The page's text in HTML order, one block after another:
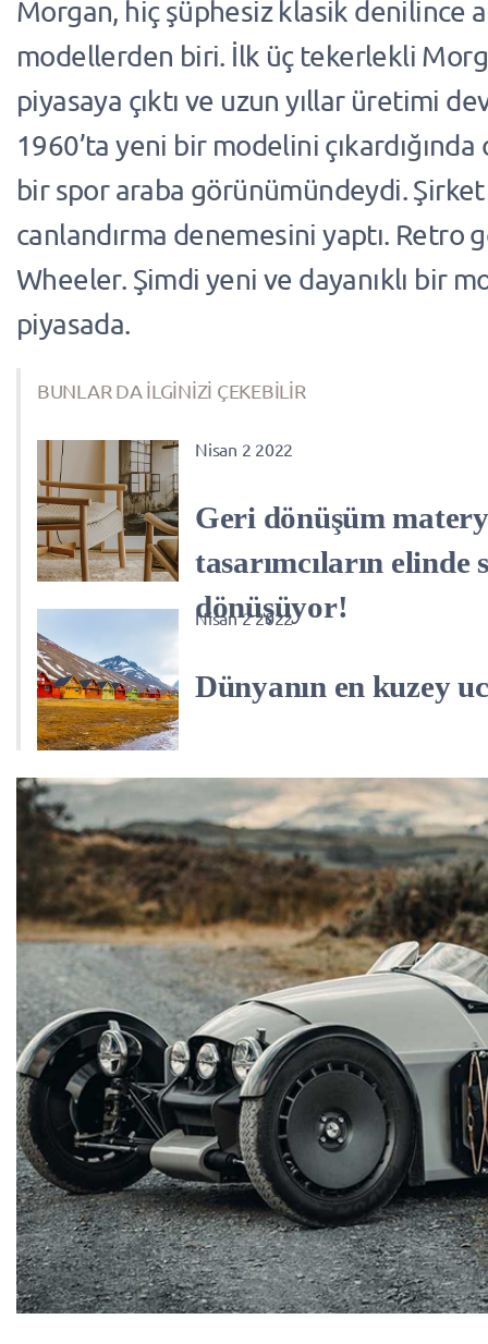
Morgan, hiç şüphesiz klasik denilince
modellerden biri. İlk üç tekerlekli
piyasaya çıktı ve uzun yıllar üretimi
1960’ta yeni bir modelini çıkardığında
bir spor araba görünümündeydi. Şirket
canlandırma denemesini yaptı. Retro
Wheeler. Şimdi yeni ve dayanıklı bir
piyasada.
BUNLAR DA İLGİNİZİ ÇEKEBİLİR
Nisan 2 2022
Geri dönüşüm
tasarımcıların elinde
dönüşüyor!
Nisan 2 2022
Dünyanın en kuzey